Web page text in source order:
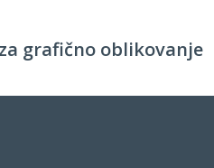
grafično oblikovanje